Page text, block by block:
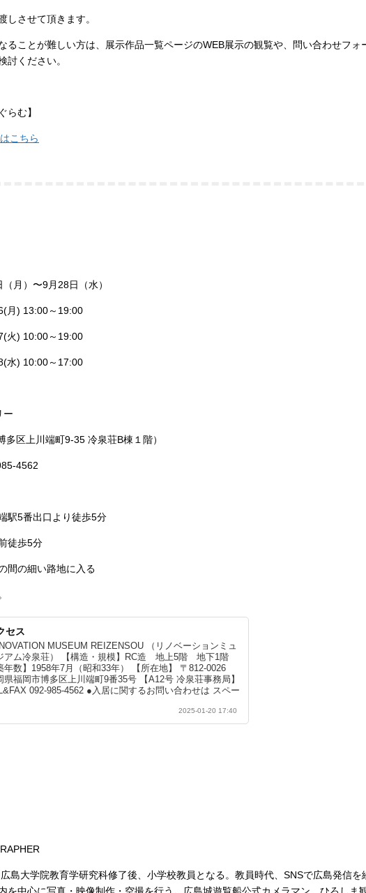
しさせて頂きます。
ることが難しい方は、展示作品一覧ページのWEB展示の観覧や、問い合わせフォ
討ください。
らむ】
こちら
月）〜9月28日（水）
月) 13:00～19:00
火) 10:00～19:00
水) 10:00～17:00
ー
多区上川端町9-35 冷泉荘B棟１階）
4562
駅5番出口より徒歩5分
徒歩5分
間の細い路地に入る
セス
MUSEUM REIZENSOU （リノベーションミュ
アム冷泉荘） 【構造・規模】RC造 地上5階 地下1階
年数】1958年7月（昭和33年） 【所在地】 〒812-0026
県福岡市博多区上川端町9番35号 【A12号 冷泉荘事務局】
092-985-4562 ●入居に関するお問い合わせは スペー
クセス】 福岡市営地下鉄中洲川端駅5番出口より徒歩5分
市営地下鉄櫛田神社前駅 2番出口より徒歩7分 西鉄バス川
※駐車場はありません。 > google map
2025-01-20 17:40
島大学院教育学研究科修了後、小学校教員となる。教員時代、SNSで広島発信を